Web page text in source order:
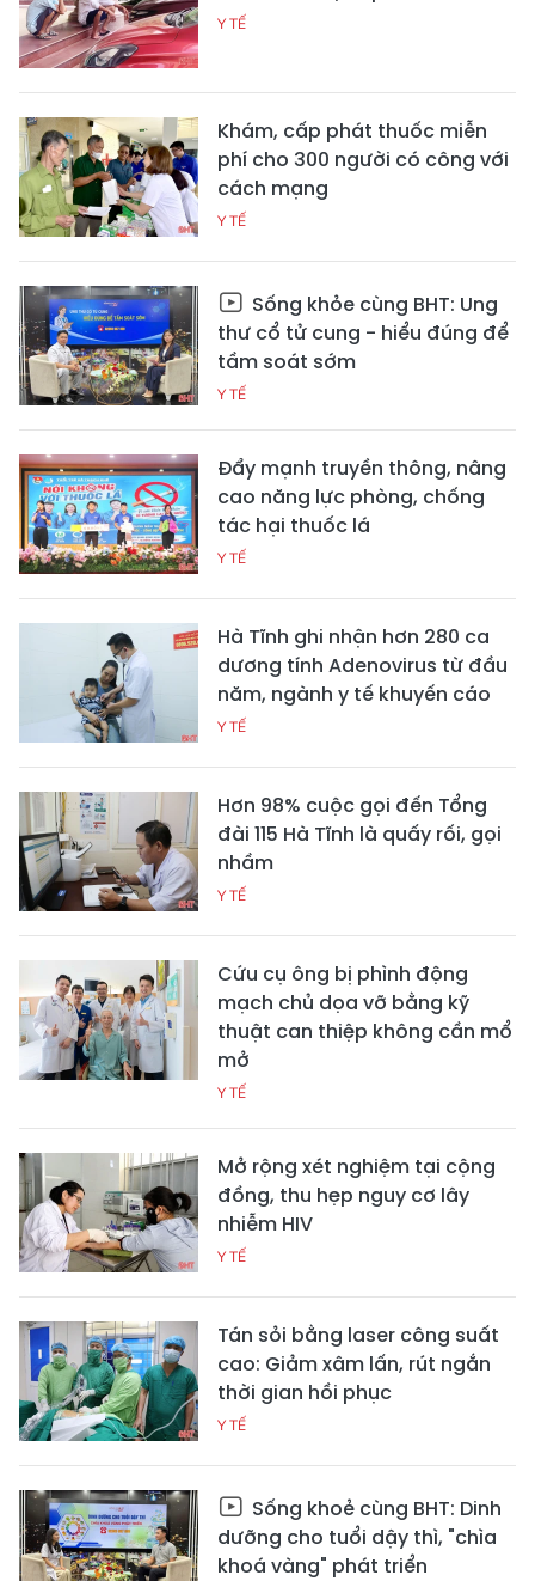
Y TẾ
Khám, cấp phát thuốc miễn
phí cho 300 người có công với
cách mạng
Y TẾ
Sống khỏe cùng BHT: Ung
thư cổ tử cung - hiểu đúng để
tầm soát sớm
Y TẾ
Đẩy mạnh truyền thông, nâng
cao năng lực phòng, chống
tác hại thuốc lá
Y TẾ
Hà Tĩnh ghi nhận hơn 280 ca
dương tính Adenovirus từ đầu
năm, ngành y tế khuyến cáo
Y TẾ
Hơn 98% cuộc gọi đến Tổng
đài 115 Hà Tĩnh là quấy rối, gọi
nhầm
Y TẾ
Cứu cụ ông bị phình động
mạch chủ dọa vỡ bằng kỹ
thuật can thiệp không cần mổ
mở
Y TẾ
Mở rộng xét nghiệm tại cộng
đồng, thu hẹp nguy cơ lây
nhiễm HIV
Y TẾ
Tán sỏi bằng laser công suất
cao: Giảm xâm lấn, rút ngắn
thời gian hồi phục
Y TẾ
Sống khoẻ cùng BHT: Dinh
dưỡng cho tuổi dậy thì, "chìa
khoá vàng" phát triển